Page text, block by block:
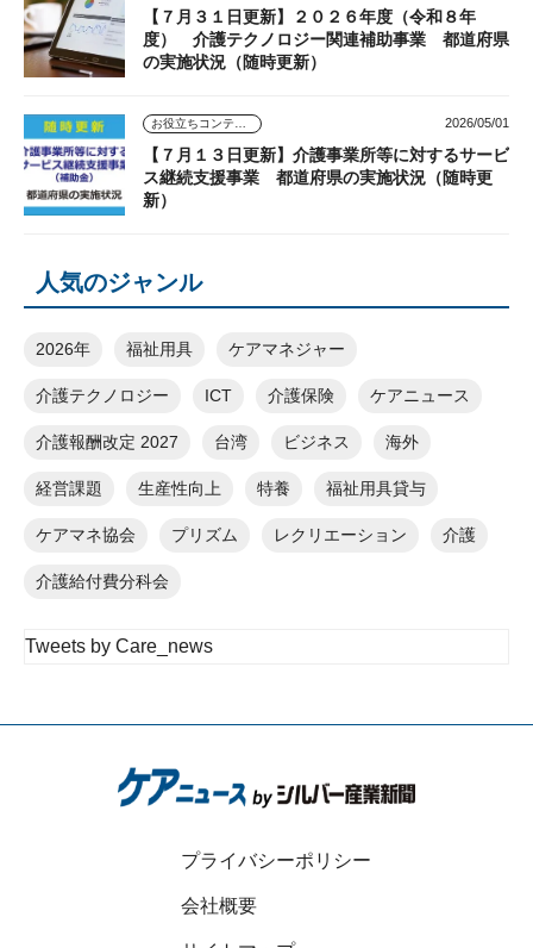
【７月３１日更新】２０２６年度（令和８年
度） 介護テクノロジー関連補助事業 都道府県
の実施状況（随時更新）
お役立ちコンテンツ 2026/05/01
【７月１３日更新】介護事業所等に対するサービ
ス継続支援事業 都道府県の実施状況（随時更
新）
人気のジャンル
2026年 福祉用具 ケアマネジャー
介護テクノロジー ICT 介護保険 ケアニュース
介護報酬改定 2027 台湾 ビジネス 海外
経営課題 生産性向上 特養 福祉用具貸与
ケアマネ協会 プリズム レクリエーション 介護
介護給付費分科会
Tweets by Care_news
プライバシーポリシー
会社概要